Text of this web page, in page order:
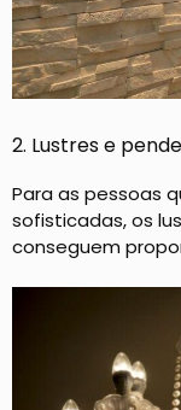
2. Lustres e
Para as pessoas
sofisticadas, os
conseguem